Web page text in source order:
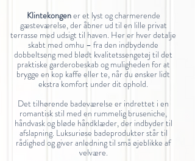
Klintekongener et lyst og charmerende
gæsteværelse, der åbner ud til en lille privat
terrasse med udsigt til haven. Her er hver detalje
skabt med omhu – fra den indbydende
dobbeltseng med blødt kvalitetssengetøj til det
praktiske garderobeskab og muligheden for at
brygge en kop kaffe eller te, når du ønsker lidt
ekstra komfort under dit ophold.
Det tilhørende badeværelse er indrettet i en
romantisk stil med en rummelig bruseniche,
håndvask og bløde håndklæder, der indbyder til
afslapning. Luksuriøse badeprodukter står til
rådighed og giver anledning til små øjeblikke af
velvære.